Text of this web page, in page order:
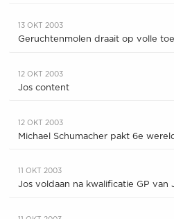
13 OKT 2003
Geruchtenmolen draait op volle
12 OKT 2003
Jos content
12 OKT 2003
Michael Schumacher pakt 6e
11 OKT 2003
Jos voldaan na kwalificatie GP van